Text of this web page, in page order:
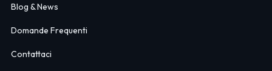
Blog & News
Domande Frequenti
Contattaci